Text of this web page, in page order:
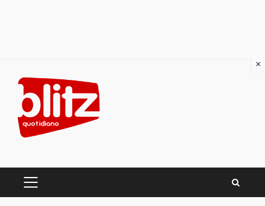
content
PRIMARY
×